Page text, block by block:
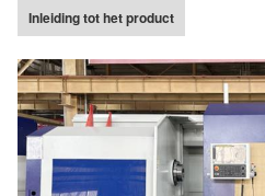
Inleiding tot het product